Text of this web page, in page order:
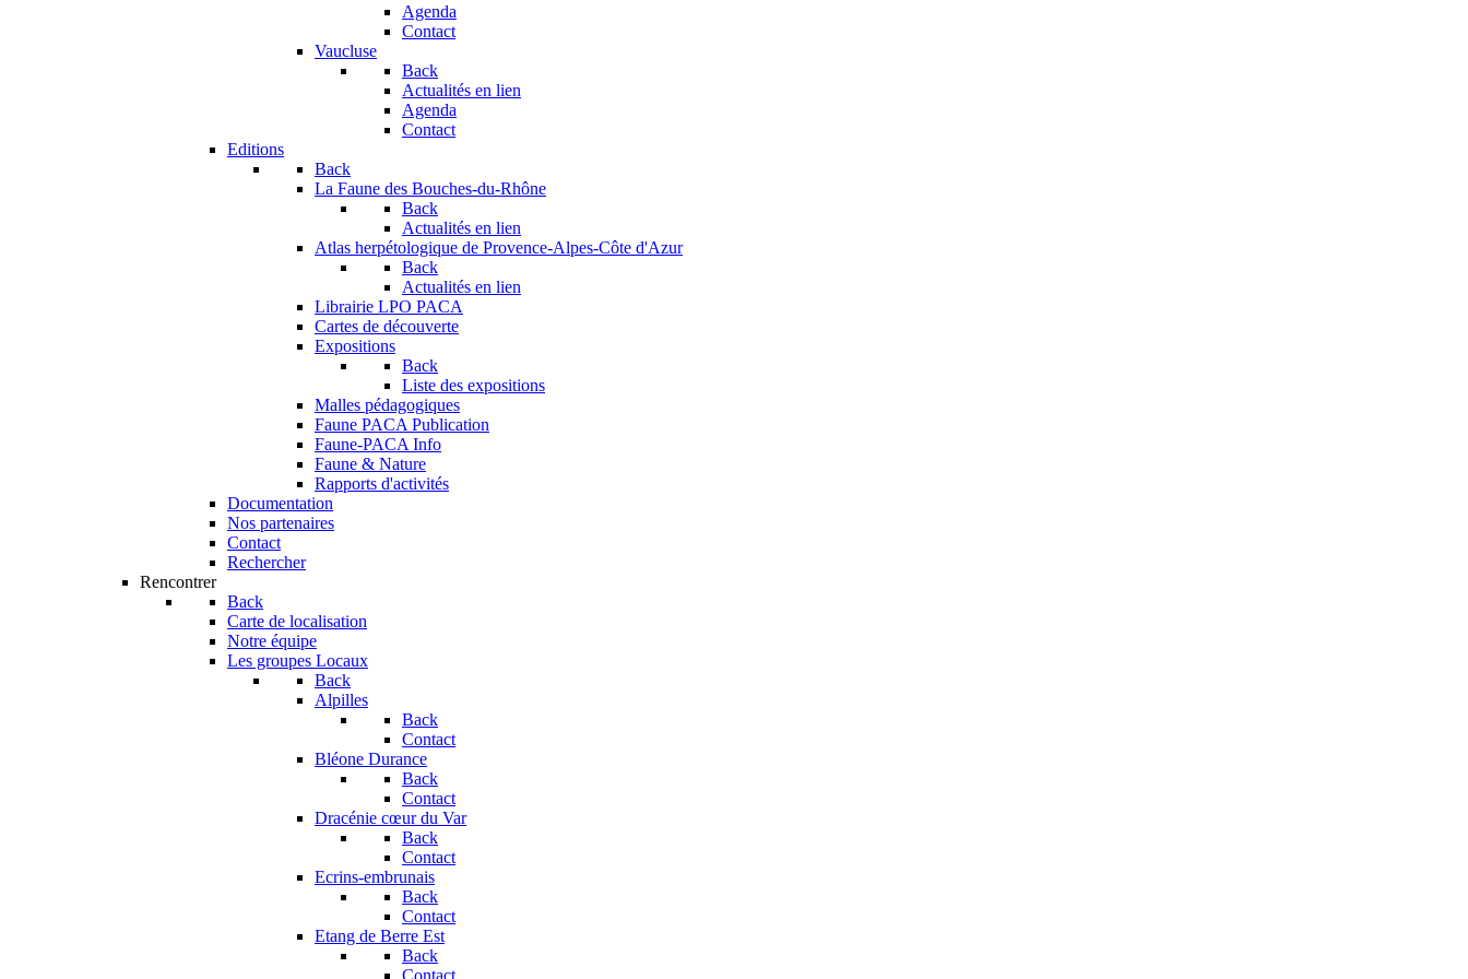
Agenda
Contact
Vaucluse
Back
Actualités en lien
Agenda
Contact
Editions
Back
La Faune des Bouches-du-Rhône
Back
Actualités en lien
Atlas herpétologique de Provence-Alpes-Côte d'Azur
Back
Actualités en lien
Librairie LPO PACA
Cartes de découverte
Expositions
Back
Liste des expositions
Malles pédagogiques
Faune PACA Publication
Faune-PACA Info
Faune & Nature
Rapports d'activités
Documentation
Nos partenaires
Contact
Rechercher
Rencontrer
Back
Carte de localisation
Notre équipe
Les groupes Locaux
Back
Alpilles
Back
Contact
Bléone Durance
Back
Contact
Dracénie cœur du Var
Back
Contact
Ecrins-embrunais
Back
Contact
Etang de Berre Est
Back
Contact